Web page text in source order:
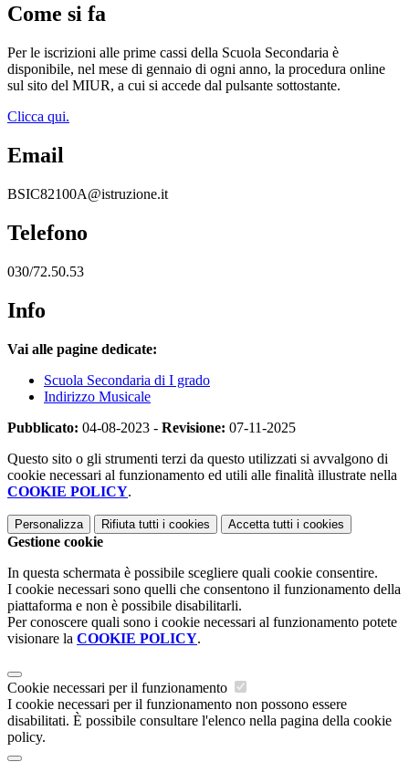
Come si fa
Per le iscrizioni alle prime cassi della Scuola Secondaria è
disponibile, nel mese di gennaio di ogni anno, la procedura online
sul sito del MIUR, a cui si accede dal pulsante sottostante.
Clicca qui.
Email
BSIC82100A@istruzione.it
Telefono
030/72.50.53
Info
Vai alle pagine dedicate:
Scuola Secondaria di I grado
Indirizzo Musicale
Pubblicato: 04-08-2023 - Revisione: 07-11-2025
Questo sito o gli strumenti terzi da questo utilizzati si avvalgono di
cookie necessari al funzionamento ed utili alle finalità illustrate nella
COOKIE POLICY.
Personalizza Rifiuta tutti i cookies Accetta tutti i cookies
Gestione cookie
In questa schermata è possibile scegliere quali cookie consentire.
I cookie necessari sono quelli che consentono il funzionamento della
piattaforma e non è possibile disabilitarli.
Per conoscere quali sono i cookie necessari al funzionamento potete
visionare la COOKIE POLICY.
Cookie necessari per il funzionamento
I cookie necessari per il funzionamento non possono essere
disabilitati. È possibile consultare l'elenco nella pagina della cookie
policy.